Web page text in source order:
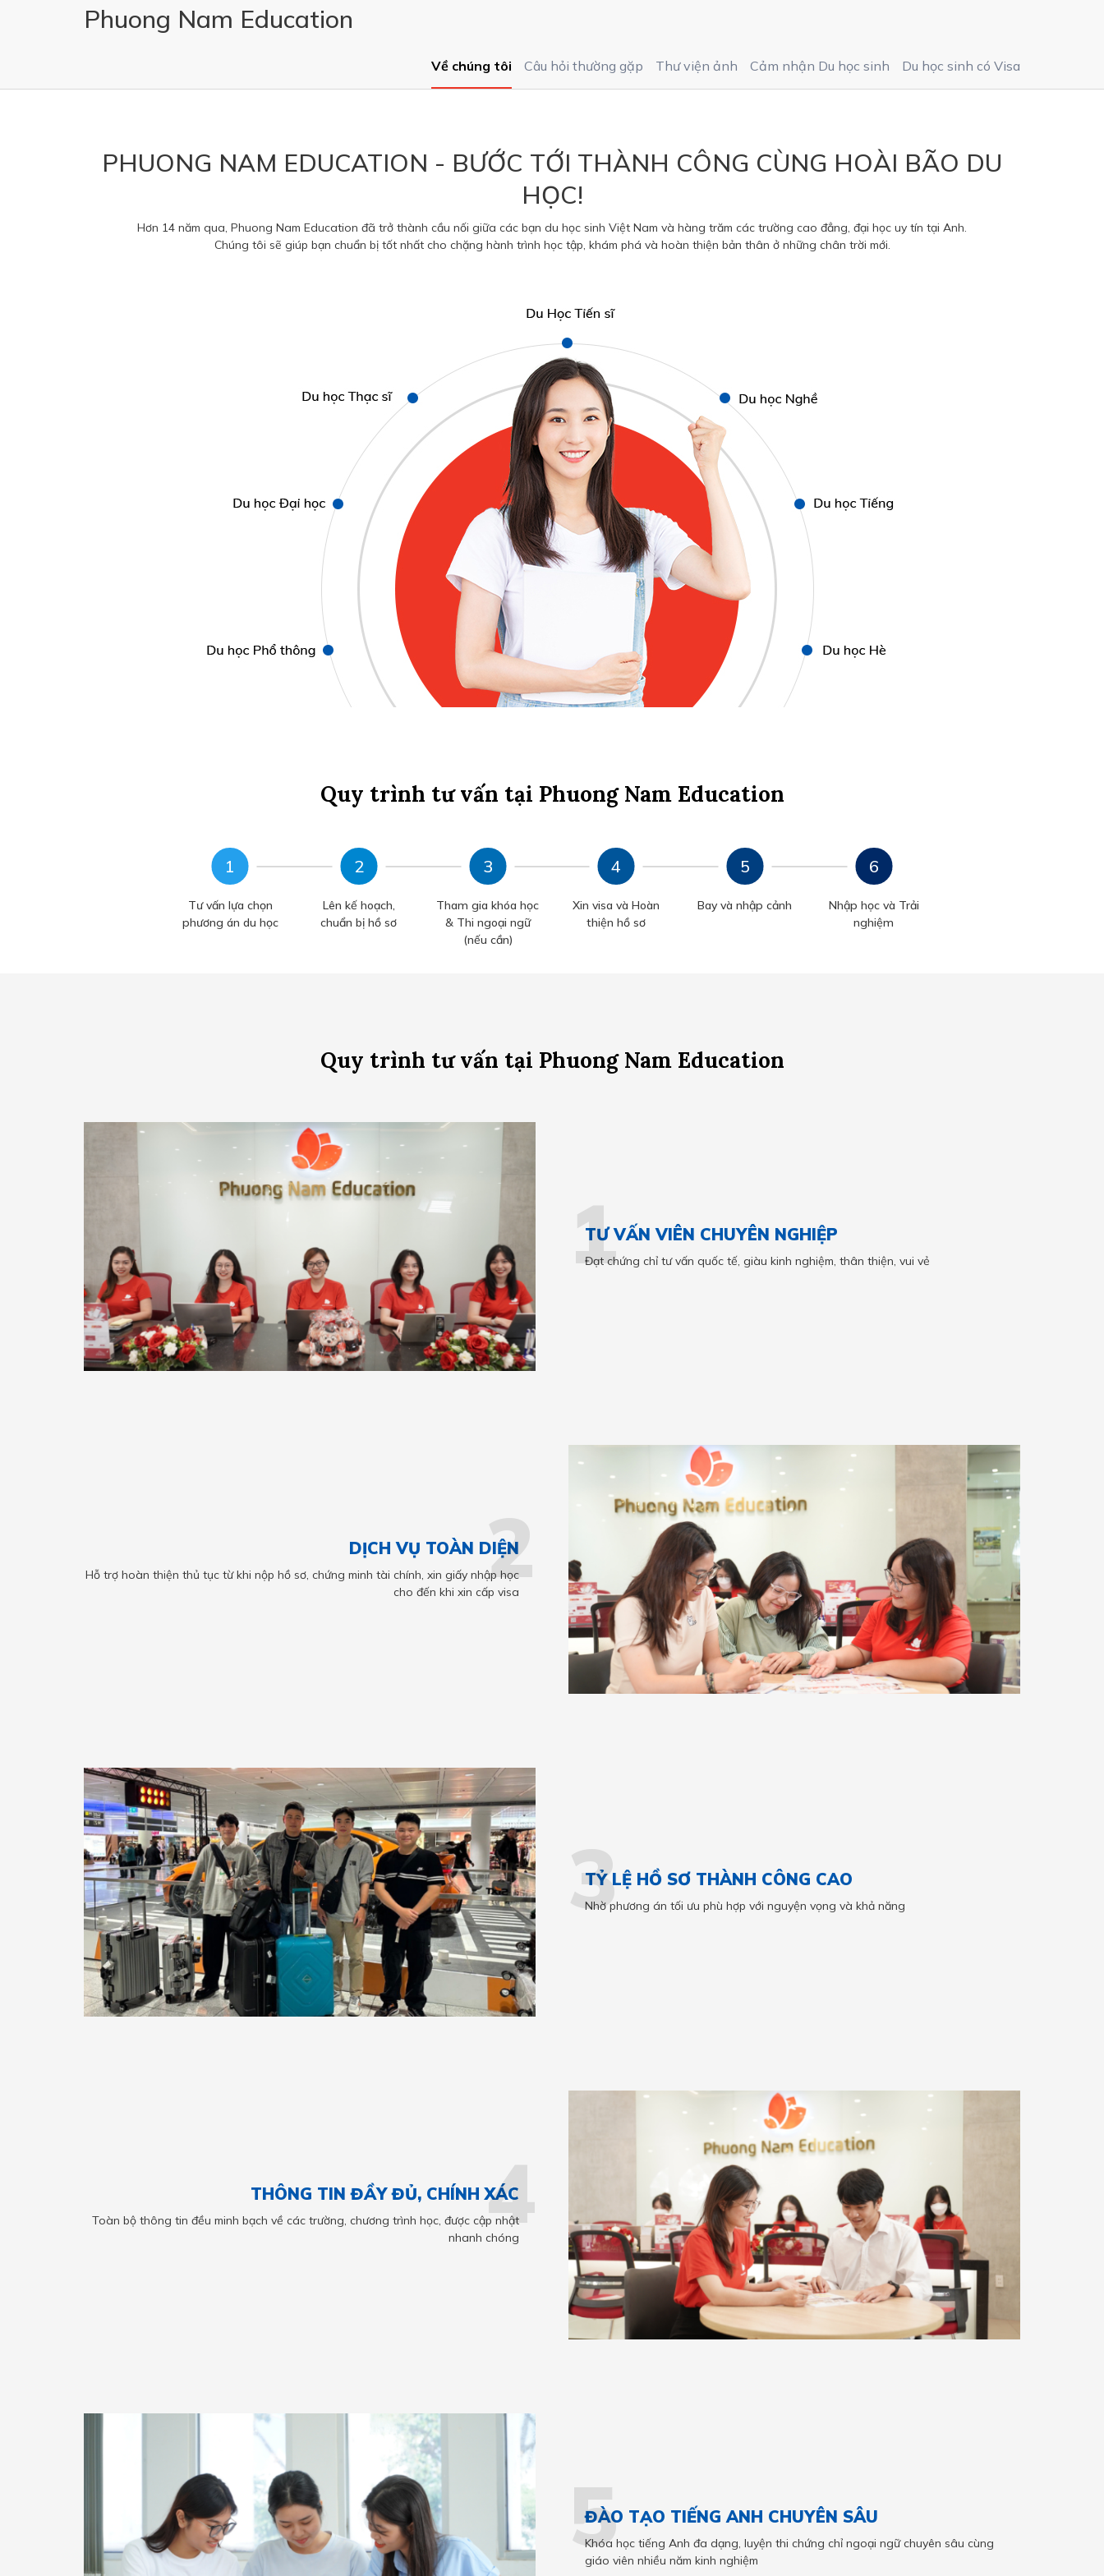
Phuong Nam Education
Về chúng tôi Câu hỏi thường gặp Thư viện ảnh Cảm nhận Du học sinh Du học sinh có Visa
PHUONG NAM EDUCATION - BƯỚC TỚI THÀNH CÔNG CÙNG HOÀI BÃO DU
HỌC!
Hơn 14 năm qua, Phuong Nam Education đã trở thành cầu nối giữa các bạn du học sinh Việt Nam và hàng trăm các trường cao đẳng, đại học uy tín tại Anh.
Chúng tôi sẽ giúp bạn chuẩn bị tốt nhất cho chặng hành trình học tập, khám phá và hoàn thiện bản thân ở những chân trời mới.
Quy trình tư vấn tại Phuong Nam Education
Tư vấn lựa chọn
phương án du học
Lên kế hoạch,
chuẩn bị hồ sơ
Tham gia khóa học
& Thi ngoại ngữ
(nếu cần)
Xin visa và Hoàn
thiện hồ sơ
Bay và nhập cảnh
Nhập học và Trải
nghiệm
Quy trình tư vấn tại Phuong Nam Education
1
TƯ VẤN VIÊN CHUYÊN NGHIỆP
Đạt chứng chỉ tư vấn quốc tế, giàu kinh nghiệm, thân thiện, vui vẻ
2
DỊCH VỤ TOÀN DIỆN
Hỗ trợ hoàn thiện thủ tục từ khi nộp hồ sơ, chứng minh tài chính, xin giấy nhập học
cho đến khi xin cấp visa
3
TỶ LỆ HỒ SƠ THÀNH CÔNG CAO
Nhờ phương án tối ưu phù hợp với nguyện vọng và khả năng
4
THÔNG TIN ĐẦY ĐỦ, CHÍNH XÁC
Toàn bộ thông tin đều minh bạch về các trường, chương trình học, được cập nhật
nhanh chóng
5
ĐÀO TẠO TIẾNG ANH CHUYÊN SÂU
Khóa học tiếng Anh đa dạng, luyện thi chứng chỉ ngoại ngữ chuyên sâu cùng
giáo viên nhiều năm kinh nghiệm